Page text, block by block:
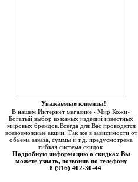
Уважаемые клиенты!
В нашем Интернет магазине «Мир Кожи»
Богатый выбор кожаных изделий известных
мировых брендов.Всегда для Вас проводятся
всевозможные акции. Так же в зависимости от
объема заказа, суммы и т.д. предусмотрена
гибкая система скидок.
Подробную информацию о скидках Вы
можете узнать, позвонив по телефону
8 (916) 402-30-44